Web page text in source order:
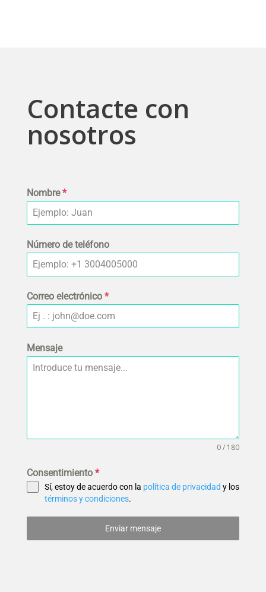
Contacte con
nosotros
Nombre*
Número de teléfono
Correo electrónico *
Mensaje
0 / 180
Consentimiento *
Sí, estoy de acuerdo con la política de privacidad y los
términos y condiciones.
Enviar mensaje